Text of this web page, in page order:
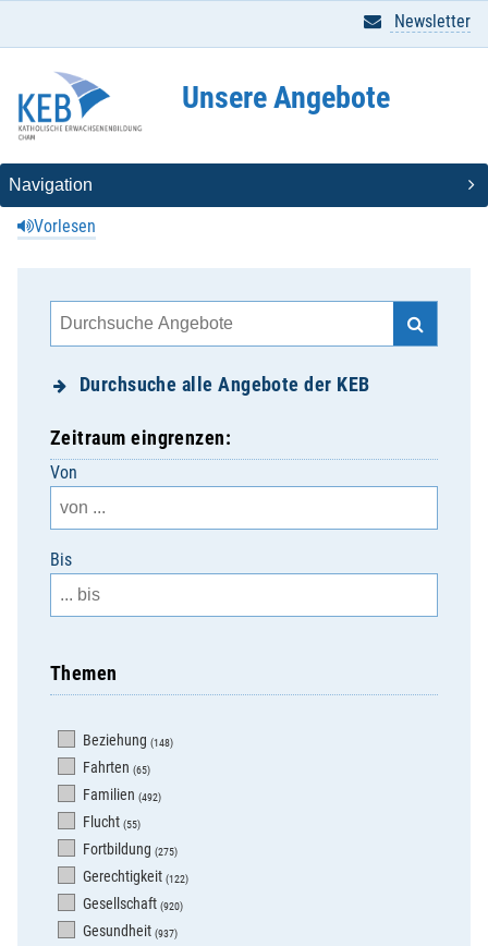
Vorlesen
Newsletter
Unsere Angebote
Durchsuche alle Angebote der KEB
Zeitraum eingrenzen:
Von
Bis
Themen
Beziehung (148)
Fahrten (65)
Familien (492)
Flucht (55)
Fortbildung (275)
Gerechtigkeit (122)
Gesellschaft (920)
Gesundheit (937)